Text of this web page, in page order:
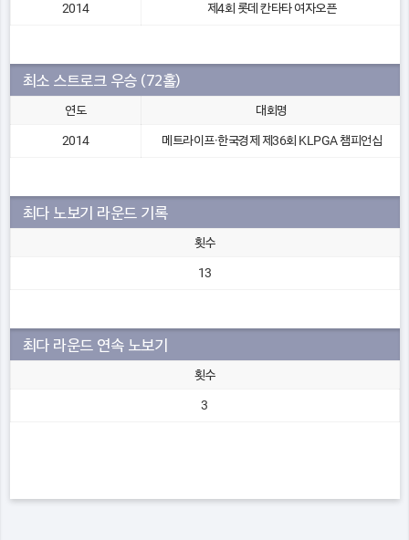
2014 제4회 롯데 칸타타 여자오픈
최소 스트로크 우승 (72홀)
연도 대회명
2014 메트라이프·한국경제 제36회 KLPGA 챔피언십
최다 노보기 라운드 기록
횟수
13
최다 라운드 연속 노보기
횟수
3